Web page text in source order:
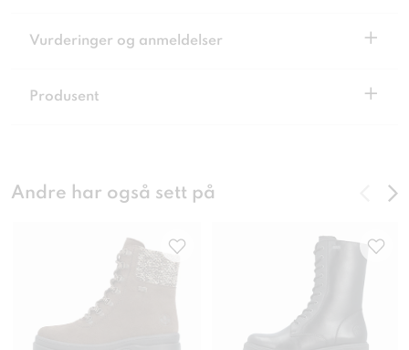
Vurderinger og anmeldelser +
Produsent +
Andre har også sett på